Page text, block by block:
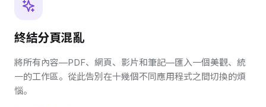
終結分頁混亂
將所有內容—PDF、網頁、影片和筆記—匯入一個美觀、統
一的工作區。從此告別在十幾個不同應用程式之間切換的煩
惱。